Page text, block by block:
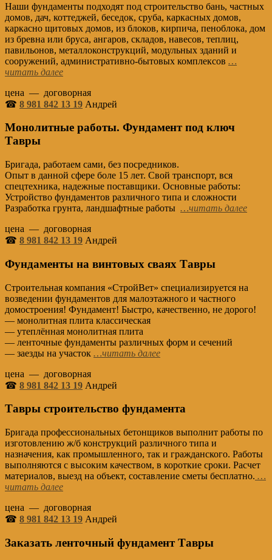
Наши фундаменты подходят под строительство бань, частных
домов, дач, коттеджей, беседок, сруба, каркасных домов,
каркасно щитовых домов, из блоков, кирпича, пеноблока, дом
из бревна или бруса, ангаров, складов, навесов, теплиц,
павильонов, металлоконструкций, модульных зданий и
сооружений, административно-бытовых комплексов …
читать далее
цена — договорная
☎ 8 981 842 13 19 Андрей
Монолитные работы. Фундамент под ключ
Тавры
Бригада, работаем сами, без посредников.
Опыт в данной сфере боле 15 лет. Свой транспорт, вся
спецтехника, надежные поставщики. Основные работы:
Устройство фундаментов различного типа и сложности
Разработка грунта, ландшафтные работы …читать далее
цена — договорная
☎ 8 981 842 13 19 Андрей
Фундаменты на винтовых сваях Тавры
Строительная компания «СтройВет» специализируется на
возведении фундаментов для малоэтажного и частного
домостроения! Фундамент! Быстро, качественно, не дорого!
— монолитная плита классическая
— утеплённая монолитная плита
— ленточные фундаменты различных форм и сечений
— заезды на участок …читать далее
цена — договорная
☎ 8 981 842 13 19 Андрей
Тавры строительство фундамента
Бригада профессиональных бетонщиков выполнит работы по
изготовлению ж/б конструкций различного типа и
назначения, как промышленного, так и гражданского. Работы
выполняются с высоким качеством, в короткие сроки. Расчет
материалов, выезд на объект, составление сметы бесплатно. …
читать далее
цена — договорная
☎ 8 981 842 13 19 Андрей
Заказать ленточный фундамент Тавры